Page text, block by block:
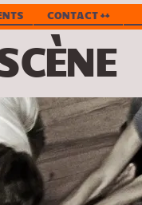
CONTACT ++